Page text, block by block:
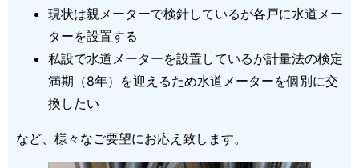
現状は親メーターで検針しているが各戸に水道メー
ターを設置する
私設で水道メーターを設置しているが計量法の検定
満期（8年）を迎えるため水道メーターを個別に交
換したい
など、様々なご要望にお応え致します。